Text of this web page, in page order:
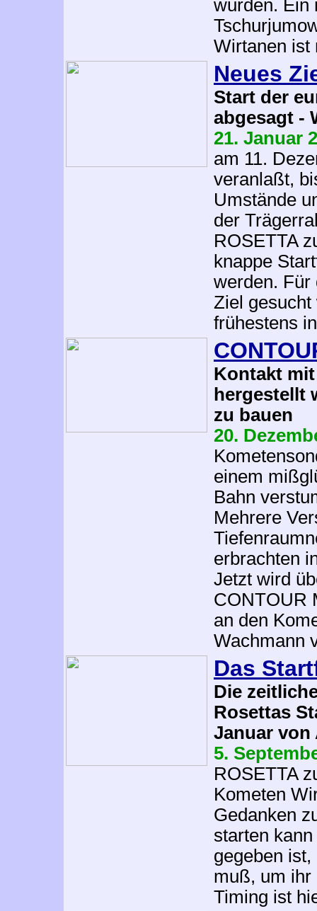
wurden. Ein
Wirtanen ist
Neues
Start der
abgesagt -
21. Januar
am 11.
veranlaßt,
Umstände
der
ROSETTA
knappe
werden. Für
Ziel
frühestens
Kontakt
hergestellt
zu bauen
20.
einem
Bahn
Mehrere
erbrachten
Jetzt wird
CONTOUR
an den
Wachmann
Das
Die
Rosettas
Januar von
5.
ROSETTA
Kometen
Gedanken
starten
gegeben
muß, um ihr
Timing ist